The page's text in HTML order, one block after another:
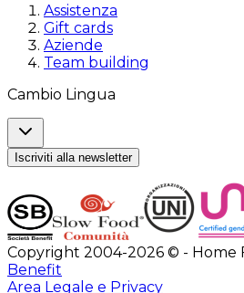
Assistenza
Gift cards
Aziende
Team building
Cambio Lingua
Iscriviti alla newsletter
Copyright 2004-2026 © - Home
Benefit
Area Legale e Privacy